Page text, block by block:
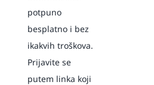
potpuno
besplatno i bez
ikakvih troškova.
Prijavite se
putem linka koji